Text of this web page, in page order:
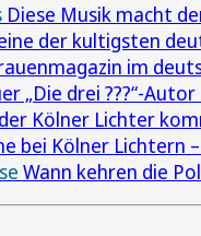
Diese Musik macht
der kultigsten
im
„Die drei ???“-
Kölner Lichter
bei Kölner Lichtern
Wann kehren die